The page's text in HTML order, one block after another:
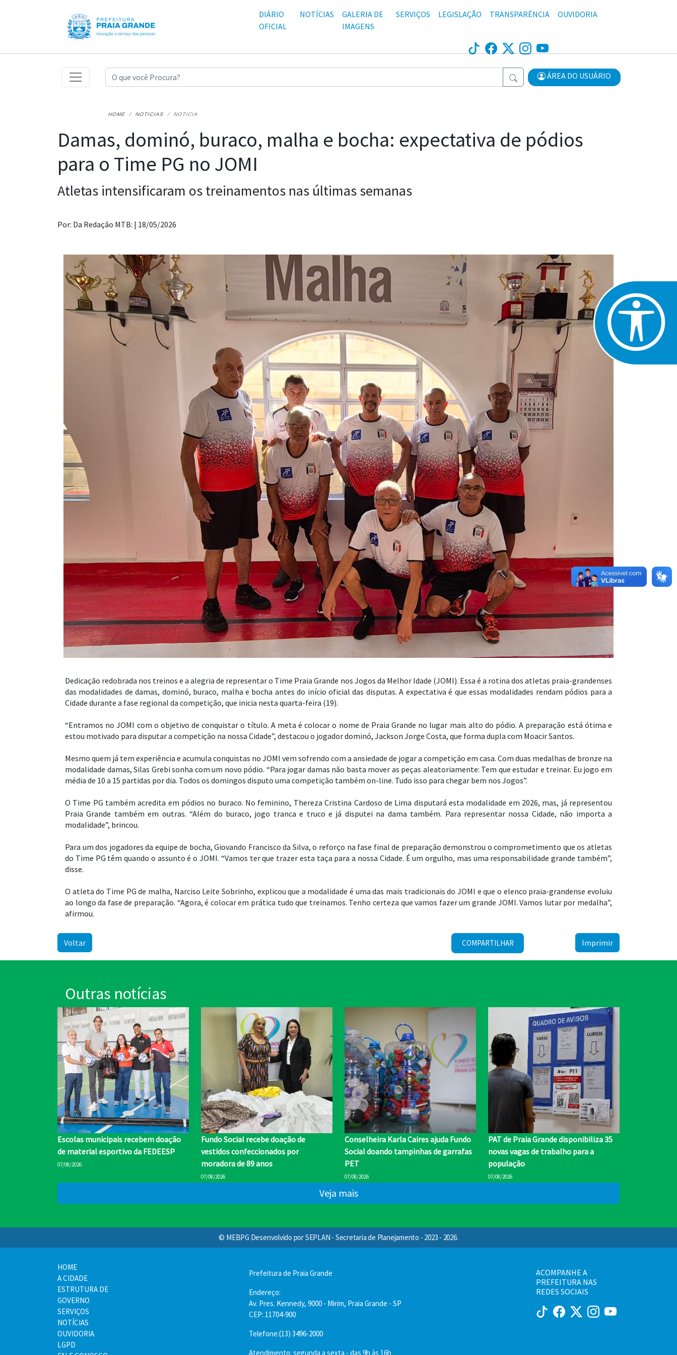
DIÁRIO
OFICIAL
NOTÍCIAS
GALERIA DE
IMAGENS
SERVIÇOS LEGISLAÇÃO TRANSPARÊNCIA OUVIDORIA
ÁREA DO USUÁRIO
HOME NOTICIAS NOTICIA
Damas, dominó, buraco, malha e bocha: expectativa de pódios
para o Time PG no JOMI
Atletas intensificaram os treinamentos nas últimas semanas
Por: Da Redação MTB: | 18/05/2026
Dedicação redobrada nos treinos e a alegria de representar o Time Praia Grande nos Jogos da Melhor Idade (JOMI). Essa é a rotina dos atletas praia-grandenses
das modalidades de damas, dominó, buraco, malha e bocha antes do início oficial das disputas. A expectativa é que essas modalidades rendam pódios para a
Cidade durante a fase regional da competição, que inicia nesta quarta-feira (19).
“Entramos no JOMI com o objetivo de conquistar o título. A meta é colocar o nome de Praia Grande no lugar mais alto do pódio. A preparação está ótima e
estou motivado para disputar a competição na nossa Cidade”, destacou o jogador dominó, Jackson Jorge Costa, que forma dupla com Moacir Santos.
Mesmo quem já tem experiência e acumula conquistas no JOMI vem sofrendo com a ansiedade de jogar a competição em casa. Com duas medalhas de bronze na
modalidade damas, Silas Grebi sonha com um novo pódio. “Para jogar damas não basta mover as peças aleatoriamente: Tem que estudar e treinar. Eu jogo em
média de 10 a 15 partidas por dia. Todos os domingos disputo uma competição também on-line. Tudo isso para chegar bem nos Jogos”.
O Time PG também acredita em pódios no buraco. No feminino, Thereza Cristina Cardoso de Lima disputará esta modalidade em 2026, mas, já representou
Praia Grande também em outras. “Além do buraco, jogo tranca e truco e já disputei na dama também. Para representar nossa Cidade, não importa a
modalidade”, brincou.
Para um dos jogadores da equipe de bocha, Giovando Francisco da Silva, o reforço na fase final de preparação demonstrou o comprometimento que os atletas
do Time PG têm quando o assunto é o JOMI. “Vamos ter que trazer esta taça para a nossa Cidade. É um orgulho, mas uma responsabilidade grande também”,
disse.
O atleta do Time PG de malha, Narciso Leite Sobrinho, explicou que a modalidade é uma das mais tradicionais do JOMI e que o elenco praia-grandense evoluiu
ao longo da fase de preparação. “Agora, é colocar em prática tudo que treinamos. Tenho certeza que vamos fazer um grande JOMI. Vamos lutar por medalha”,
afirmou.
Voltar COMPARTILHAR Imprimir
Outras notícias
Escolas municipais recebem doação
de material esportivo da FEDEESP
07/08/2026
Fundo Social recebe doação de
vestidos confeccionados por
moradora de 89 anos
07/08/2026
Conselheira Karla Caires ajuda Fundo
Social doando tampinhas de garrafas
PET
07/08/2026
PAT de Praia Grande disponibiliza 35
novas vagas de trabalho para a
população
07/08/2026
Veja mais
© MEBPG Desenvolvido por SEPLAN - Secretaria de Planejamento - 2023 - 2026.
HOME
A CIDADE
ESTRUTURA DE
GOVERNO
SERVIÇOS
NOTÍCIAS
OUVIDORIA
LGPD
Prefeitura de Praia Grande
Endereço:
Av. Pres. Kennedy, 9000 - Mirim, Praia Grande - SP
CEP: 11704-900
Telefone:(13) 3496-2000
Atendimento: segunda a sexta - das 9h às 16h
ACOMPANHE A
PREFEITURA NAS
REDES SOCIAIS